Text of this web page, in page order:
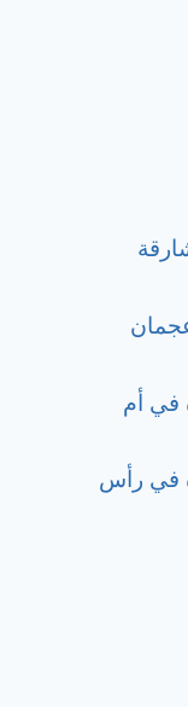
في أم
في رأس